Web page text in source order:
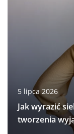
5 lipca 2026
Jak wyrazić
tworzenia